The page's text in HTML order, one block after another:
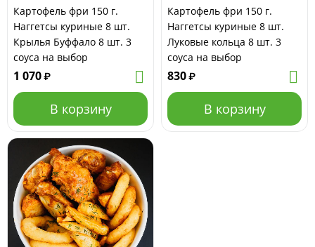
Картофель фри 150 г.
Наггетсы куриные 8 шт.
Крылья Буффало 8 шт. 3
соуса на выбор
1 070₽
В корзину
Картофель фри 150 г.
Наггетсы куриные 8 шт.
Луковые кольца 8 шт. 3
соуса на выбор
830₽
В корзину